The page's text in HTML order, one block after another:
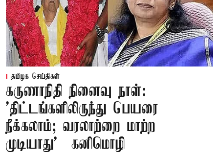
தமிழக செய்திகள்
கருணாநிதி நினைவு நாள்:
'திட்டங்களிலிருந்து பெயரை
நீக்கலாம்; வரலாற்றை மாற்ற
முடியாது' – கனிமொழி